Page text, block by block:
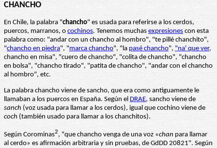
CHANCHO
En Chile, la palabra "chancho" es usada para referirse a los cerdos,
puercos, marranos, o cochinos. Tenemos muchas expresiones con esta
palabra como: "andar con un chancho al hombro", "te pillé chanchito",
"chancho en piedra", "marca chancho", "la pasé chancho", "na' que ver,
chancho en misa", "cuero de chancho", "colita de chancho", "chancho
en bolsa", "chancho tirado", "patita de chancho", "andar con el chancho
al hombro", etc.
La palabra chancho viene de sancho, que era como antiguamente le
llamaban a los puercos en España. Según el DRAE, sancho viene de
sanch (voz usada para llamar a los cerdos), igual que cochino viene de
coch (también usado para llamar a los chanchitos).
Según Corominas2, "que chancho venga de una voz «chan para llamar
al cerdo» es afirmación arbitraria y sin pruebas, de GdDD 20821". Según